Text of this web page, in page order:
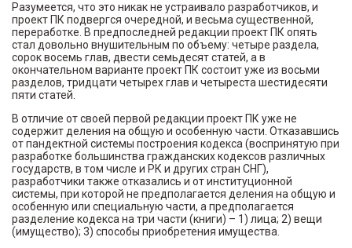
Разумеется, что это никак не устраивало разработчиков, и
проект ПК подвергся очередной, и весьма существенной,
переработке. В предпоследней редакции проект ПК опять
стал довольно внушительным по объему: четыре раздела,
сорок восемь глав, двести семьдесят статей, а в
окончательном варианте проект ПК состоит уже из восьми
разделов, тридцати четырех глав и четыреста шестидесяти
пяти статей.
В отличие от своей первой редакции проект ПК уже не
содержит деления на общую и особенную части. Отказавшись
от пандектной системы построения кодекса (воспринятую при
разработке большинства гражданских кодексов различных
государств, в том числе и РК и других стран СНГ),
разработчики также отказались и от институционной
системы, при которой не предполагается деления на общую и
особенную или специальную части, а предполагается
разделение кодекса на три части (книги) – 1) лица; 2) вещи
(имущество); 3) способы приобретения имущества.